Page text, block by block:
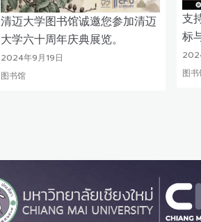
清迈大学图书馆诚邀您参加清迈
大学六十周年庆典展览。
2024年9月19日
图书馆
支
标
图